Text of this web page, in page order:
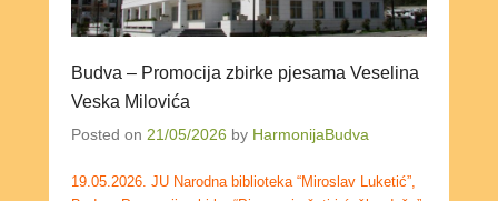
Budva – Promocija zbirke pjesama Veselina
Veska Milovića
Posted on 21/05/2026 by HarmonijaBudva
19.05.2026. JU Narodna biblioteka “Miroslav Luketić”,